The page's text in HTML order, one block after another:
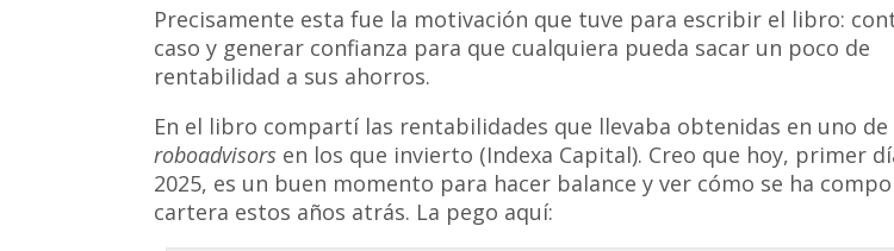
Precisamente esta fue la motivación que tuve para escribir el libro:
caso y generar confianza para que cualquiera pueda sacar un poco de
rentabilidad a sus ahorros.
En el libro compartí las rentabilidades que llevaba obtenidas en uno de
roboadvisors en los que invierto (Indexa Capital). Creo que hoy, primer
2025, es un buen momento para hacer balance y ver cómo se ha
cartera estos años atrás. La pego aquí: